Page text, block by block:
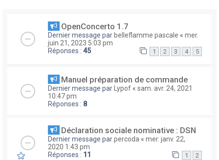
OpenConcerto 1.7
Dernier message par belleflamme pascale « mer.
juin 21, 2023 5:03 pm
Réponses : 45 1 2 3 4 5
Manuel préparation de commande
Dernier message par Lypof « sam. avr. 24, 2021
10:47 pm
Réponses : 8
Déclaration sociale nominative : DSN
Dernier message parpercoda « mer. janv. 22,
2020 1:43 pm
Réponses : 11 1 2